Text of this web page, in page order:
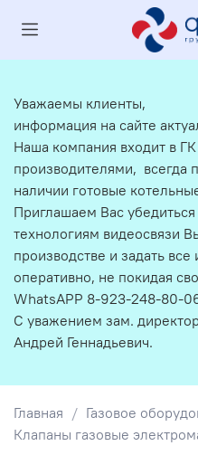
Главная
Газовое
Клапаны газовые
Уважаемы клиенты,
информация на сайте
Наша компания входит в
производителями, всегда
наличии готовые
Приглашаем Вас
технологиям видеосвязи
производстве и задать
оперативно, не покидая
WhatsAPP 8-923-248-80-
С уважением зам.
Андрей Геннадьевич.